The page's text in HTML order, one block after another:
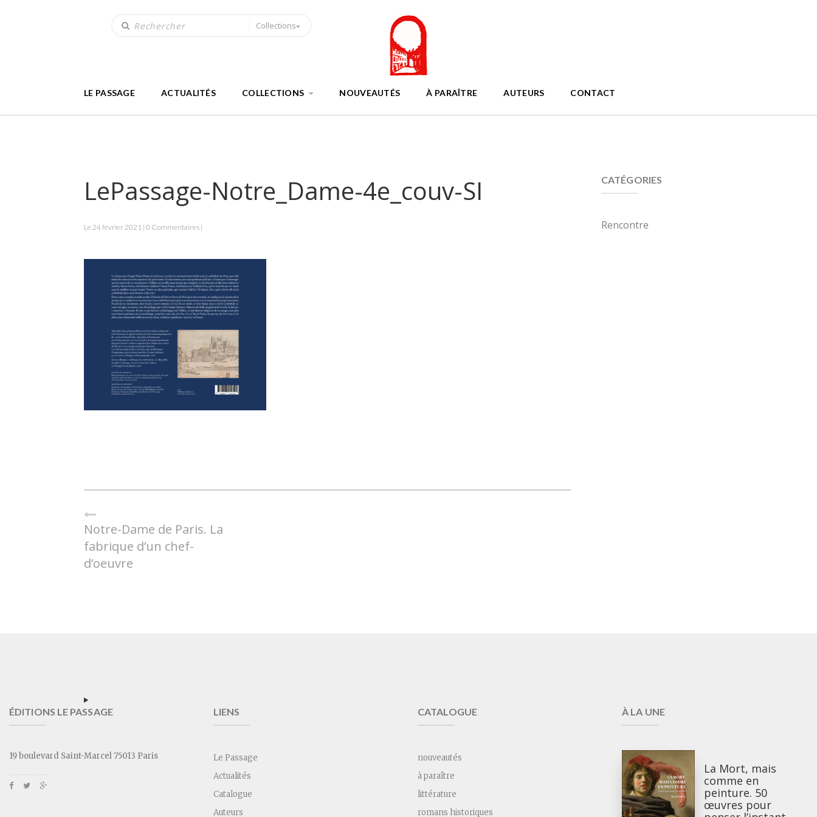
Collections
LE PASSAGE ACTUALITÉS COLLECTIONS NOUVEAUTÉS À PARAÎTRE AUTEURS CONTACT
LePassage-Notre_Dame-4e_couv-SI
Le 24 février 2021 | 0 Commentaires |
Notre-Dame de Paris. La
fabrique d’un chef-
d’oeuvre
CATÉGORIES
Rencontre
ÉDITIONS LE PASSAGE
19 boulevard Saint-Marcel 75013 Paris
LIENS
Le Passage
Actualités
Catalogue
Auteurs
CATALOGUE
nouveautés
à paraître
littérature
romans historiques
À LA UNE
La Mort, mais
comme en
peinture. 50
œuvres pour